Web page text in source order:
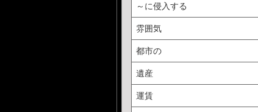
～に侵入する
雰囲気
都市の
遺産
運賃